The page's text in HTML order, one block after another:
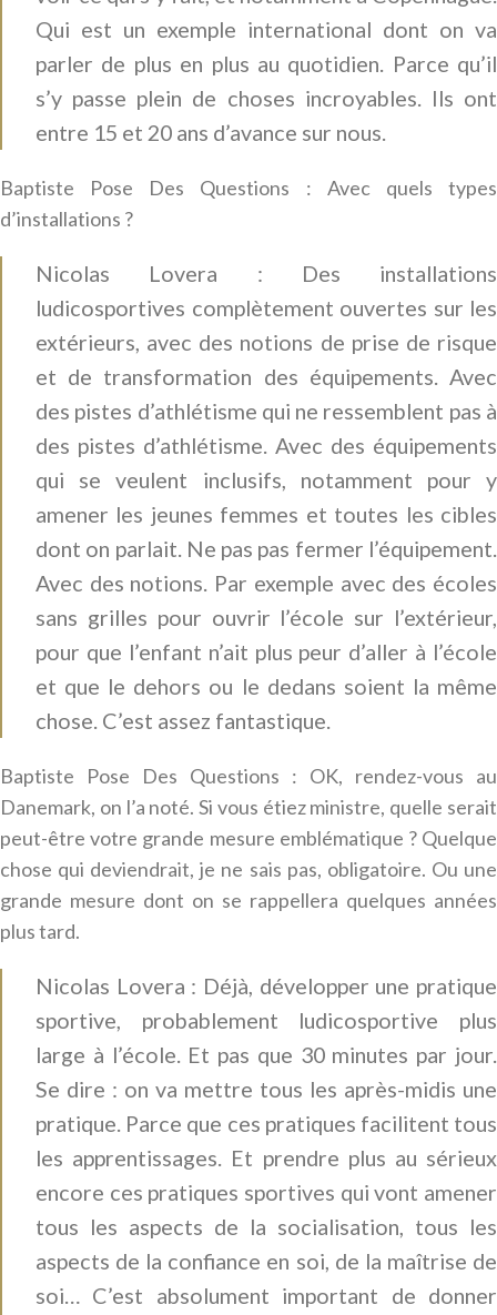
Qui est un exemple international dont on va
parler de plus en plus au quotidien. Parce qu’il
s’y passe plein de choses incroyables. Ils ont
entre 15 et 20 ans d’avance sur nous.
Baptiste Pose Des Questions : Avec quels types
d’installations ?
Nicolas Lovera : Des installations
ludicosportives complètement ouvertes sur les
extérieurs, avec des notions de prise de risque
et de transformation des équipements. Avec
des pistes d’athlétisme qui ne ressemblent pas à
des pistes d’athlétisme. Avec des équipements
qui se veulent inclusifs, notamment pour y
amener les jeunes femmes et toutes les cibles
dont on parlait. Ne pas pas fermer l’équipement.
Avec des notions. Par exemple avec des écoles
sans grilles pour ouvrir l’école sur l’extérieur,
pour que l’enfant n’ait plus peur d’aller à l’école
et que le dehors ou le dedans soient la même
chose. C’est assez fantastique.
Baptiste Pose Des Questions : OK, rendez-vous au
Danemark, on l’a noté. Si vous étiez ministre, quelle serait
peut-être votre grande mesure emblématique ? Quelque
chose qui deviendrait, je ne sais pas, obligatoire. Ou une
grande mesure dont on se rappellera quelques années
plus tard.
Nicolas Lovera : Déjà, développer une pratique
sportive, probablement ludicosportive plus
large à l’école. Et pas que 30 minutes par jour.
Se dire : on va mettre tous les après-midis une
pratique. Parce que ces pratiques facilitent tous
les apprentissages. Et prendre plus au sérieux
encore ces pratiques sportives qui vont amener
tous les aspects de la socialisation, tous les
aspects de la confiance en soi, de la maîtrise de
soi… C’est absolument important de donner